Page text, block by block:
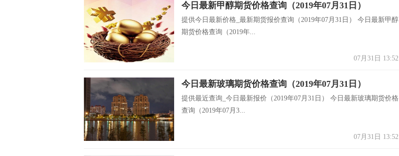
今日最新甲醇期货价格查询（2019年07月31日）
提供今日最新价格_最新期货报价查询（2019年07月31日） 今日最新甲醇
期货价格查询（2019年...
07月31日 13:52
今日最新玻璃期货价格查询（2019年07月31日）
提供最近查询_今日最新报价（2019年07月31日） 今日最新玻璃期货价格
查询（2019年07月3...
07月31日 13:52